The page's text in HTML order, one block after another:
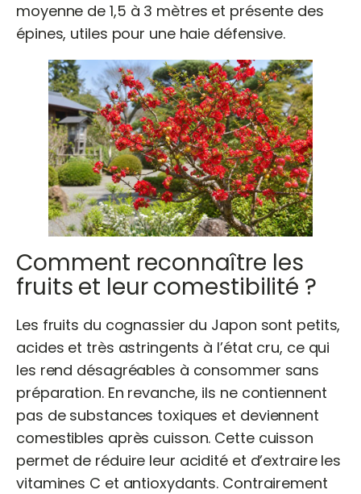
moyenne de 1,5 à 3 mètres et présente des
épines, utiles pour une haie défensive.
Comment reconnaître les
fruits et leur comestibilité ?
Les fruits du cognassier du Japon sont petits,
acides et très astringents à l’état cru, ce qui
les rend désagréables à consommer sans
préparation. En revanche, ils ne contiennent
pas de substances toxiques et deviennent
comestibles après cuisson. Cette cuisson
permet de réduire leur acidité et d’extraire les
vitamines C et antioxydants. Contrairement